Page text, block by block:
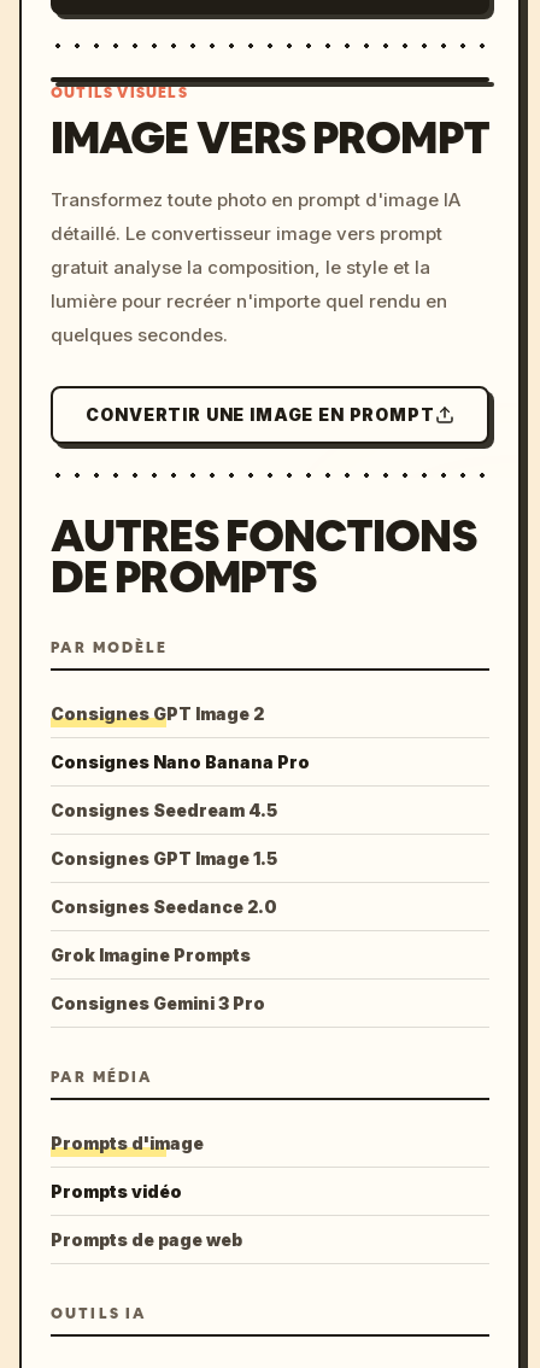
c, cyberpunk sunset, neon
colors, 8k --v 6.0
OUTILS VISUELS
IMAGE VERS PROMPT
Transformez toute photo en prompt d'image IA
détaillé. Le convertisseur image vers prompt
gratuit analyse la composition, le style et la
lumière pour recréer n'importe quel rendu en
quelques secondes.
CONVERTIR UNE IMAGE EN PROMPT
AUTRES FONCTIONS
DE PROMPTS
PAR MODÈLE
Consignes GPT Image 2
Consignes Nano Banana Pro
Consignes Seedream 4.5
Consignes GPT Image 1.5
Consignes Seedance 2.0
Grok Imagine Prompts
Consignes Gemini 3 Pro
PAR MÉDIA
Prompts d'image
Prompts vidéo
Prompts de page web
OUTILS IA